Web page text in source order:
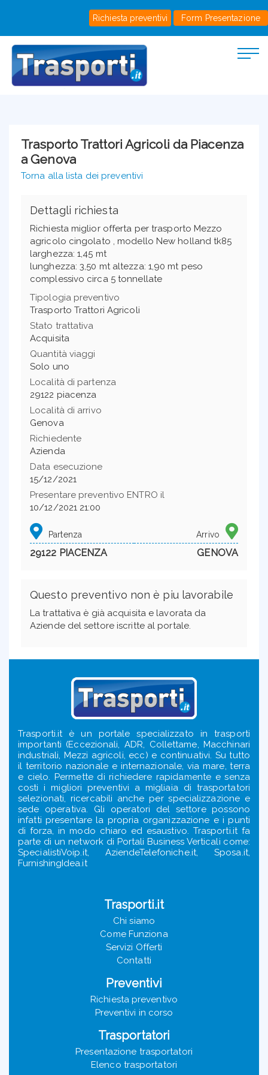
Richiesta preventivi Form Presentazione
Trasporto Trattori Agricoli da Piacenza
a Genova
Torna alla lista dei preventivi
Dettagli richiesta
Richiesta miglior offerta per trasporto Mezzo
agricolo cingolato , modello New holland tk85
larghezza: 1,45 mt
lunghezza: 3,50 mt altezza: 1,90 mt peso
complessivo circa 5 tonnellate
Tipologia preventivo
Trasporto Trattori Agricoli
Stato trattativa
Acquisita
Quantità viaggi
Solo uno
Località di partenza
29122 piacenza
Località di arrivo
Genova
Richiedente
Azienda
Data esecuzione
15/12/2021
Presentare preventivo ENTRO il
10/12/2021 21:00
Partenza Arrivo
29122 PIACENZA GENOVA
Questo preventivo non è piu lavorabile
La trattativa è già acquisita e lavorata da
Aziende del settore iscritte al portale.
Trasporti.it è un portale specializzato in trasporti
importanti (Eccezionali, ADR, Collettame, Macchinari
industriali, Mezzi agricoli, ecc) e continuativi. Su tutto
il territorio nazionale e internazionale, via mare, terra
e cielo. Permette di richiedere rapidamente e senza
costi i migliori preventivi a migliaia di trasportatori
selezionati, ricercabili anche per specializzazione e
sede operativa. Gli operatori del settore possono
infatti presentare la propria organizzazione e i punti
di forza, in modo chiaro ed esaustivo. Trasporti.it fa
parte di un network di Portali Business Verticali come:
SpecialistiVoip.it, AziendeTelefoniche.it, Sposa.it,
FurnishingIdea.it
Trasporti.it
Chi siamo
Come Funziona
Servizi Offerti
Contatti
Preventivi
Richiesta preventivo
Preventivi in corso
Trasportatori
Presentazione trasportatori
Elenco trasportatori